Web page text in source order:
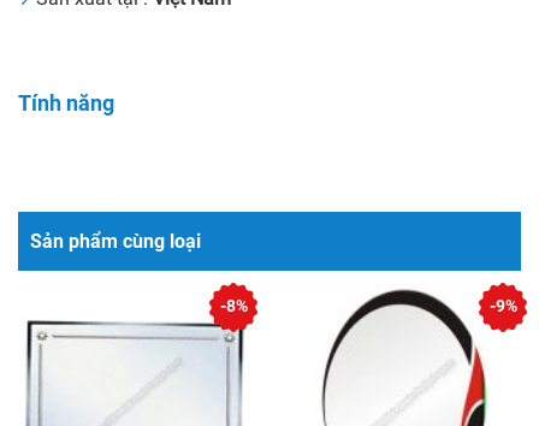
Tính năng
Sản phẩm cùng loại
-8% -9%